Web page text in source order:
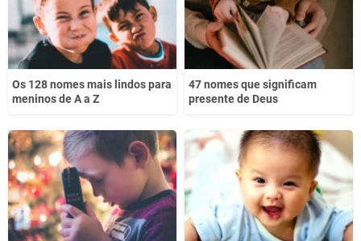
Os 128 nomes mais lindos para
meninos de A a Z
47 nomes que significam
presente de Deus